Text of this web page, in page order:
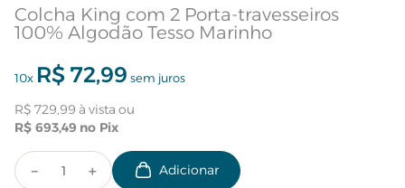
Colcha King com 2 Porta-travesseiros
100% Algodão Tesso Marinho
10x R$ 72,99 sem juros
R$ 729,99
R$ 693,49
＋
－